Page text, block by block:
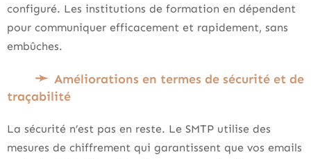
configuré. Les institutions de formation en dépendent
pour communiquer efficacement et rapidement, sans
embûches.
Améliorations en termes de sécurité et de
traçabilité
La sécurité n’est pas en reste. Le SMTP utilise des
mesures de chiffrement qui garantissent que vos emails